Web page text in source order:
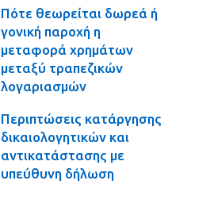
Πότε θεωρείται δωρεά ή
γονική παροχή η
μεταφορά χρημάτων
μεταξύ τραπεζικών
λογαριασμών
Περιπτώσεις κατάργησης
δικαιολογητικών και
αντικατάστασης με
υπεύθυνη δήλωση